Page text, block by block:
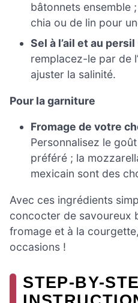
bâtonnets ensemble
chia ou de lin pour
Sel à l’ail et au persil
remplacez-le par de
ajuster la salinité.
Pour la garniture
Fromage de votre
Personnalisez le
préféré ; la
mexicain sont des
Avec ces ingrédients
concocter de savoureux
fromage et à la
occasions !
STEP-BY-